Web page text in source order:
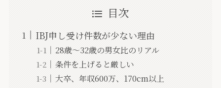
目次
IBJ申し受け件数が少ない理由
28歳〜32歳の男女比のリアル
条件を上げると厳しい
大卒、年収600万、170cm以上